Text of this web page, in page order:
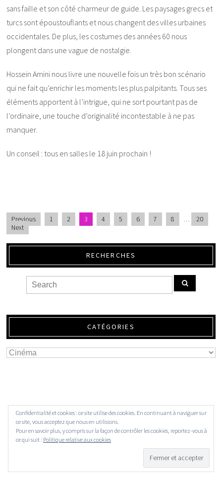
sans faille et son côté charmeur de guide. Les paysages grecs et
turcs sont époustouflants et nous changent des villes urbaines
occidentales. De plus, les costumes des années 60 nous
plongent dans une vague de nostalgie.
Hossein Amini nous livre une nouvelle fois un très bon scénario
qui ne fait qu’enrichir les moments les plus palpitants. Tous ses
éléments apportent à l’intrigue, qui ne sort pourtant pas de
l’ordinaire, une touche d’originalité incontestable à ne pas
manquer.
Un conseil : tous en salles le 18 juin prochain !
Previous 1 2 3 4 5 6 7 8 …
20
Next
RECHERCHES
CATÉGORIES
Confidentialité et cookies : ce site utilise des cookies. En continuant à naviguer sur
ce site, vous acceptez que nous en utilisions.
Pour en savoir plus, y compris sur la façon de contrôler les cookies, reportez-vous à
ce qui suit : Politique relative aux cookies